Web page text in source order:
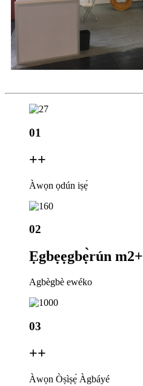
01
++
Àwọn ọdún iṣẹ́
02
Ẹgbẹẹgbẹ̀rún m2+
Agbègbè ewéko
03
++
Àwọn Òṣìṣẹ́ Àgbáyé